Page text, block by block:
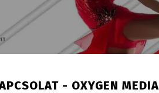
- OXYGEN MEDIA